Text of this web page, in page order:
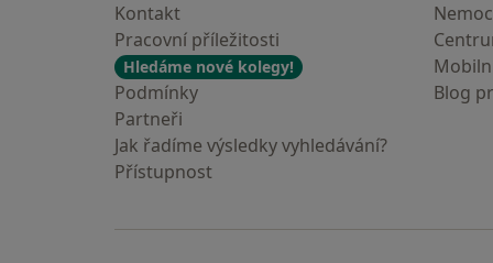
Kontakt
Pracovní příležitosti
Hledáme nové kolegy!
Podmínky
Partneři
Jak řadíme výsledky vyhledávání?
Přístupnost
Blog